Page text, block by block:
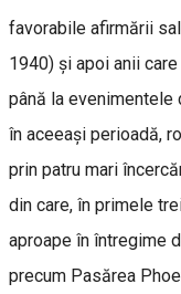
favorabile afirmării
1940) și apoi anii
până la
în aceeași perioadă,
prin patru mari
din care, în primele
aproape în întregime
precum Pasărea